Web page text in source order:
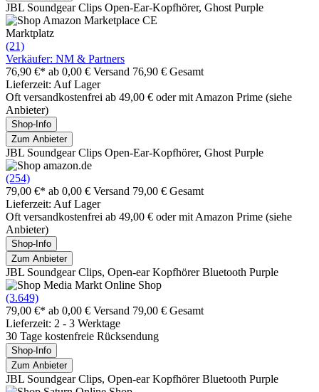
JBL Soundgear Clips Open-Ear-Kopfhörer, Ghost Purple
Marktplatz
(21)
Verkäufer: NM & Partners
76,90 €* ab 0,00 € Versand 76,90 € Gesamt
Lieferzeit: Auf Lager
Oft versandkostenfrei ab 49,00 € oder mit Amazon Prime (siehe
Anbieter)
Shop-Info
Zum Anbieter
JBL Soundgear Clips Open-Ear-Kopfhörer, Ghost Purple
(254)
79,00 €* ab 0,00 € Versand 79,00 € Gesamt
Lieferzeit: Auf Lager
Oft versandkostenfrei ab 49,00 € oder mit Amazon Prime (siehe
Anbieter)
Shop-Info
Zum Anbieter
JBL Soundgear Clips, Open-ear Kopfhörer Bluetooth Purple
(3.649)
79,00 €* ab 0,00 € Versand 79,00 € Gesamt
Lieferzeit: 2 - 3 Werktage
30 Tage kostenfreie Rücksendung
Shop-Info
Zum Anbieter
JBL Soundgear Clips, Open-ear Kopfhörer Bluetooth Purple